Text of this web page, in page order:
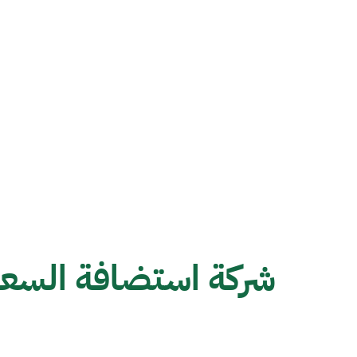
شركة استضافة